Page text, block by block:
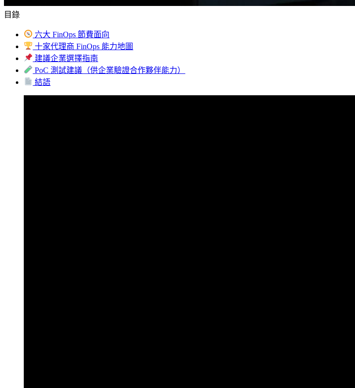
目錄
六大 FinOps 節費面向
十家代理商 FinOps 能力地圖
建議企業選擇指南
PoC 測試建議（供企業驗證合作夥伴能力）
結語